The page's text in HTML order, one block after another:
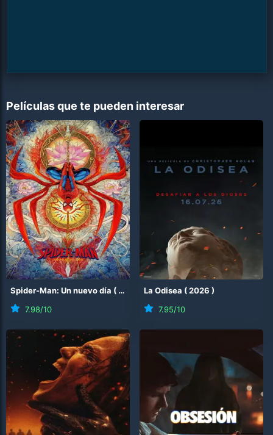
Películas que te pueden interesar
Spider-Man: Un nuevo día ( 2026
7.98/10
La Odisea (2026 )
7.95/10